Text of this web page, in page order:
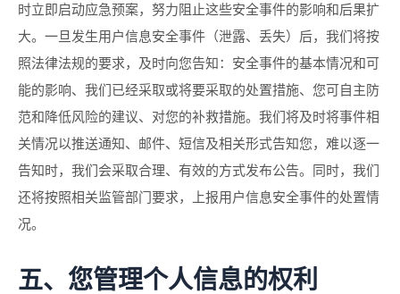
时立即启动应急预案，努力阻止这些安全事件的影响和后果扩
大。一旦发生用户信息安全事件（泄露、丢失）后，我们将按
照法律法规的要求，及时向您告知：安全事件的基本情况和可
能的影响、我们已经采取或将要采取的处置措施、您可自主防
范和降低风险的建议、对您的补救措施。我们将及时将事件相
关情况以推送通知、邮件、短信及相关形式告知您，难以逐一
告知时，我们会采取合理、有效的方式发布公告。同时，我们
还将按照相关监管部门要求，上报用户信息安全事件的处置情
况。
五、您管理个人信息的权利